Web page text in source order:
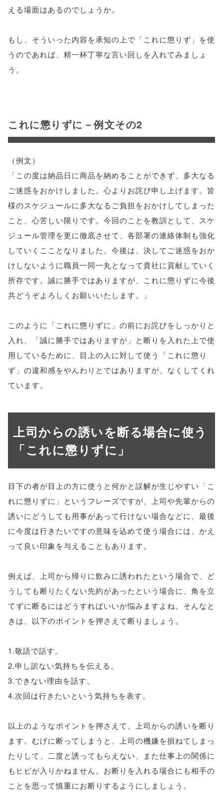
える場面はあるのでしょうか。
もし、そういった内容を承知の上で「これに懲りず」を使
うのであれば、精一杯丁寧な言い回しを入れてみましょ
う。
これに懲りずに－例文その2
（例文）
「この度は納品日に商品を納めることができず、多大なる
ご迷惑をおかけしました。心よりお詫び申し上げます。皆
様のスケジュールに多大なるご負担をおかけしてしまった
こと、心苦しい限りです。今回のことを教訓として、スケ
ジュール管理を更に徹底させて、各部署の連絡体制も強化
していくこことなりました。今後は、決してご迷惑をおか
けしないように職員一同一丸となって貴社に貢献していく
所存です。誠に勝手ではありますが、これに懲りずに今後
共どうぞよろしくお願いいたします。」
このように「これに懲りずに」の前にお詫びをしっかりと
入れ、「誠に勝手ではありますが」と断りを入れた上で使
用しているために、目上の人に対して使う「これに懲り
ず」の違和感をやんわりとではありますが、なくしてくれ
ています。
上司からの誘いを断る場合に使う
「これに懲りずに」
目下の者が目上の方に使うと何かと誤解が生じやすい「こ
れに懲りずに」というフレーズですが、上司や先輩からの
誘いにどうしても用事があって行けない場合などに、最後
に今度は行きたいですの意味を込めて使う場合には、かえ
って良い印象を与えることもあります。
例えば、上司から帰りに飲みに誘われたという場合で、ど
うしても断りたくない先約があったという場合に、角を立
てずに断るにはどうすればいいか悩みますよね。そんなと
きは、以下のポイントを押さえて断りましょう。
1.敬語で話す。
2.申し訳ない気持ちを伝える。
3.できない理由を話す。
4.次回は行きたいという気持ちを表す。
以上のようなポイントを押さえて、上司からの誘いを断り
ます。むげに断ってしまうと、上司の機嫌を損ねてしまっ
たりして、二度と誘ってもらえない、また仕事上の関係に
もヒビが入りかねません。お断りを入れる場合にも相手の
ことを思って慎重にお断りするようにしましょう。